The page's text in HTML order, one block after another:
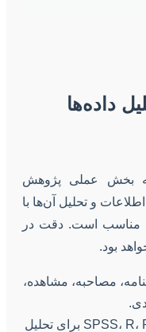
داده‌ها
بخش عملی پژوهش
و تحلیل آن‌ها با
مناسب است. دقت در
بود.
مصاحبه، مشاهده،
SPSS، R، Python برای تحلیل